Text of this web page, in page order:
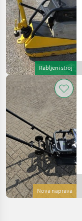
Rabljeni stroj
Nova naprava